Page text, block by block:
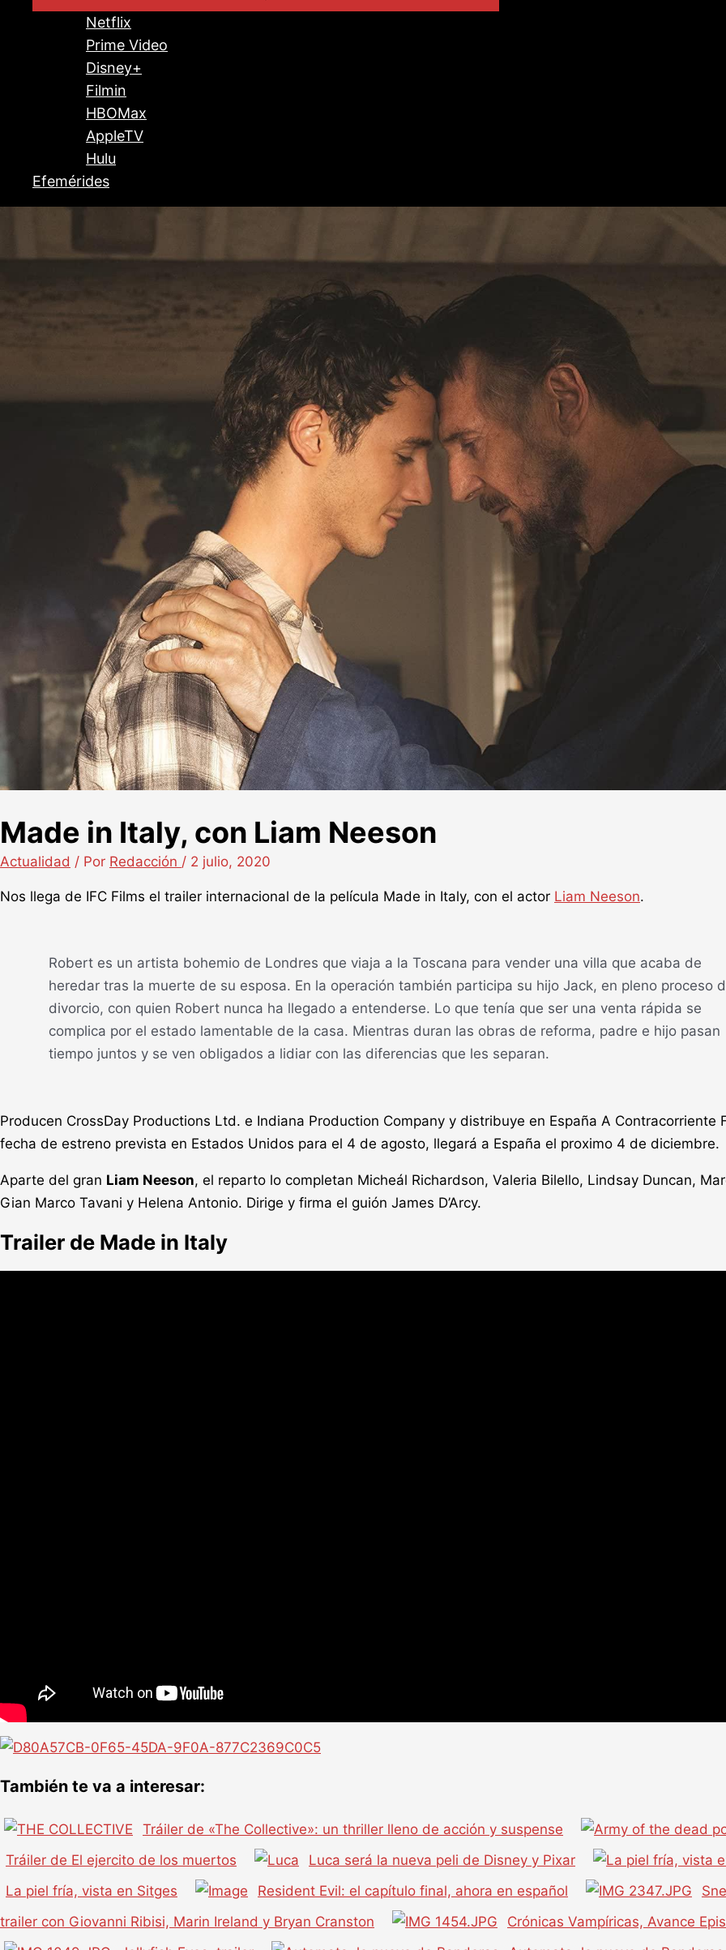
Netflix
Prime Video
Disney+
Filmin
HBOMax
AppleTV
Hulu
Efemérides
Made in Italy, con Liam Neeson
Actualidad / Por Redacción / 2 julio, 2020
Nos llega de IFC Films el trailer internacional de la película Made in Italy, con el actor Liam Neeson.
Robert es un artista bohemio de Londres que viaja a la Toscana para vender una villa que acaba de
heredar tras la muerte de su esposa. En la operación también participa su hijo Jack, en pleno proceso
divorcio, con quien Robert nunca ha llegado a entenderse. Lo que tenía que ser una venta rápida se
complica por el estado lamentable de la casa. Mientras duran las obras de reforma, padre e hijo pasan
tiempo juntos y se ven obligados a lidiar con las diferencias que les separan.
Producen CrossDay Productions Ltd. e Indiana Production Company y distribuye en España A Contracorriente
fecha de estreno prevista en Estados Unidos para el 4 de agosto, llegará a España el proximo 4 de diciembre.
Aparte del gran Liam Neeson, el reparto lo completan Micheál Richardson, Valeria Bilello, Lindsay Duncan,
Gian Marco Tavani y Helena Antonio. Dirige y firma el guión James D’Arcy.
Trailer de Made in Italy
También te va a interesar:
Tráiler de «The Collective»: un thriller lleno de acción y suspense
Tráiler de El ejercito de los muertos
Luca será la nueva peli de Disney y Pixar
La piel fría, vista en Sitges
Resident Evil: el capítulo final, ahora en español
trailer con Giovanni Ribisi, Marin Ireland y Bryan Cranston
Crónicas Vampíricas, Avance